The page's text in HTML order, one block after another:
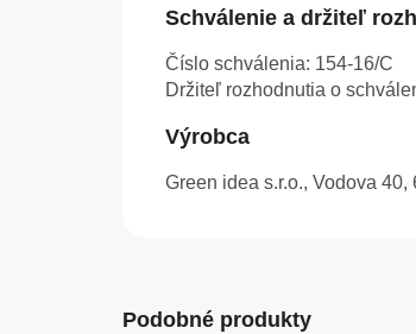
Schválenie a držiteľ
Číslo schválenia: 154-16/C
Držiteľ rozhodnutia o
Výrobca
Green idea s.r.o., Vodova
Podobné produkty